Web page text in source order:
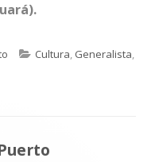
Categorías
Cultura, Generalista,